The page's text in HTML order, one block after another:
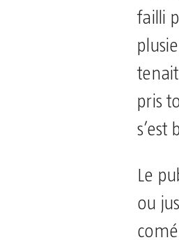
failli
pris
s’est
Le
ou